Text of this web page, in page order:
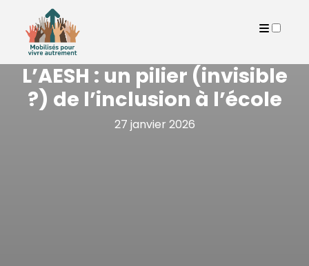
L’AESH : un pilier (invisible
?) de l’inclusion à l’école
27 janvier 2026